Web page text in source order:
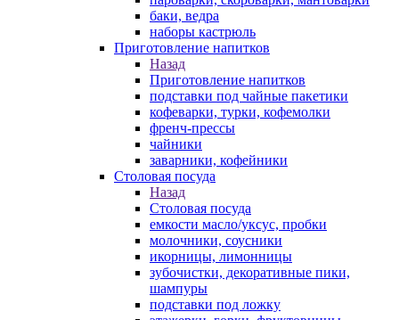
баки, ведра
наборы кастрюль
Приготовление напитков
Назад
Приготовление напитков
подставки под чайные пакетики
кофеварки, турки, кофемолки
френч-прессы
чайники
заварники, кофейники
Столовая посуда
Назад
Столовая посуда
емкости масло/уксус, пробки
молочники, соусники
икорницы, лимонницы
зубочистки, декоративные пики,
шампуры
подставки под ложку